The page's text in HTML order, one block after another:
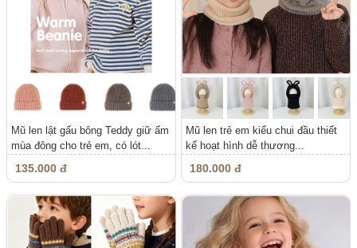
Mũ len lật gấu bông Teddy giữ ấm
mùa đông cho trẻ em, có lót...
135.000 đ
Mũ len trẻ em kiểu chui đầu thiết
kế hoạt hình dễ thương...
180.000 đ